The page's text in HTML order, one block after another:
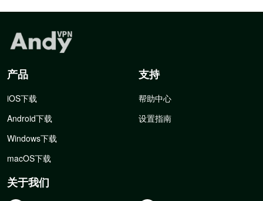
产品
iOS下载
Android下载
Windows下载
macOS下载
支持
帮助中心
设置指南
关于我们